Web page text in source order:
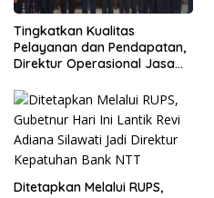
Tingkatkan Kualitas
Pelayanan dan Pendapatan,
Direktur Operasional Jasa
di Lampung dan Tinjau
Samsat Rajabasa
Ditetapkan Melalui RUPS,